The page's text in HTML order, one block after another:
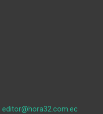
editor@hora32.com.ec